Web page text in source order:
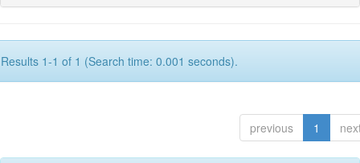
Results 1-1 of 1 (Search time: 0.001 seconds).
previous 1